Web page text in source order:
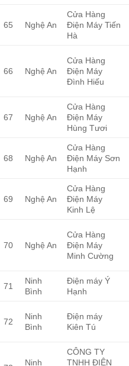
65 Nghệ An
Cửa Hàng
Điện Máy Tiến
Hà
66 Nghệ An
Cửa Hàng
Điện Máy
Đình Hiếu
67 Nghệ An
Cửa Hàng
Điện Máy
Hùng Tươi
68 Nghệ An
Cửa Hàng
Điện Máy Sơn
Hạnh
69 Nghệ An
Cửa Hàng
Điện Máy
Kinh Lệ
70 Nghệ An
Cửa Hàng
Điện Máy
Minh Cường
71
Ninh
Bình
Điện máy Ý
Hạnh
72
Ninh
Bình
Điện máy
Kiên Tú
Ninh
CÔNG TY
TNHH ĐIỆN